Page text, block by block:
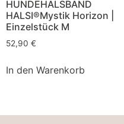
HUNDEHALSBAND
HALSI®Mystik Horizon |
Einzelstück M
52,90 €
In den Warenkorb